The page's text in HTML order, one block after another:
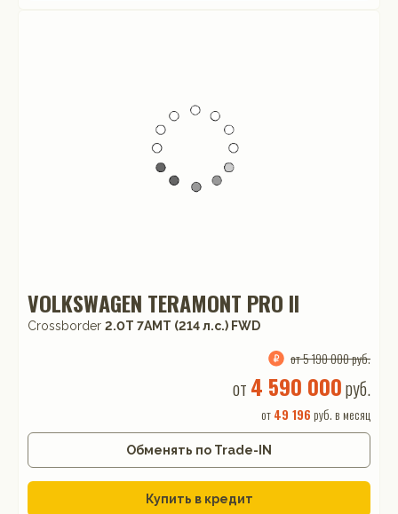
VOLKSWAGEN TERAMONT PRO II
Crossborder 2.0T 7AMT (214 л.с.) FWD
от 5 190 000 руб.
от 4 590 000руб.
от49 196 руб. в месяц
Обменять по Trade-IN
Купить в кредит